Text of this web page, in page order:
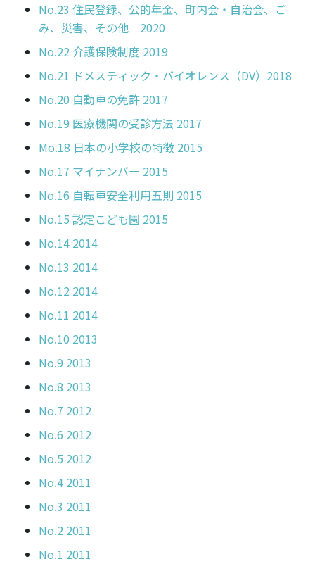
No.23 住民登録、公的年金、町内会・自治会、ご
み、災害、その他 2020
No.22 介護保険制度 2019
No.21 ドメスティック・バイオレンス（DV）2018
No.20 自動車の免許 2017
No.19 医療機関の受診方法 2017
Mo.18 日本の小学校の特徴 2015
No.17 マイナンバー 2015
No.16 自転車安全利用五則 2015
No.15 認定こども園 2015
No.14 2014
No.13 2014
No.12 2014
No.11 2014
No.10 2013
No.9 2013
No.8 2013
No.7 2012
No.6 2012
No.5 2012
No.4 2011
No.3 2011
No.2 2011
No.1 2011